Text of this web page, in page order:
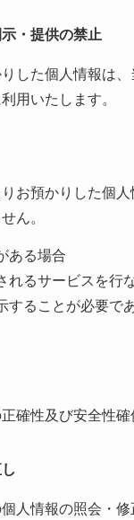
・提供の禁止
した個人情報は
用いたします。
お預かりした個
ん。
ある場合
れるサービスを行
することが必要で
確性及び安全性
人情報の照会・